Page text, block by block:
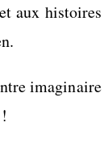
aux histoires
imaginaire